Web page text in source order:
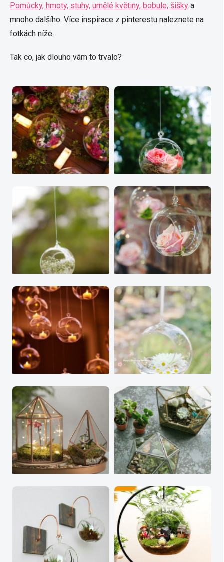
Pomůcky, hmoty, stuhy, umělé květiny, bobule, šišky a
mnoho dalšího. Více inspirace z pinterestu naleznete na
fotkách níže.
Tak co, jak dlouho vám to trvalo?